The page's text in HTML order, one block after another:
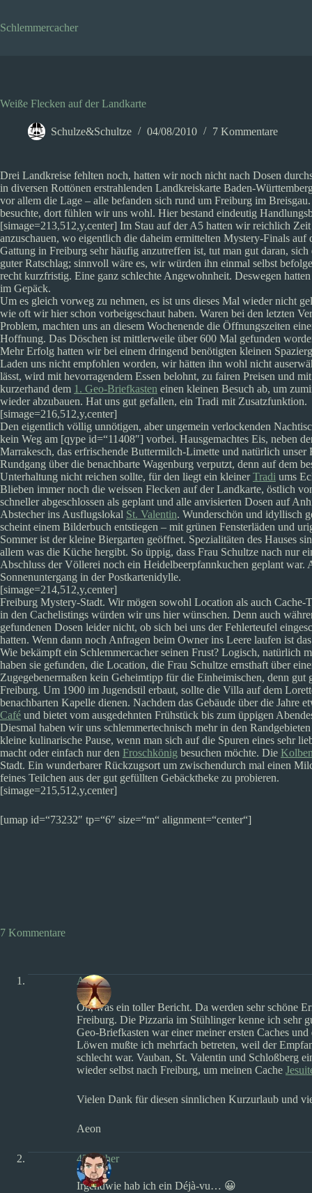
springen
Schlemmercacher
Weiße Flecken auf der Landkarte
Schulze&Schultze 04/08/2010 7 Kommentare
Drei Landkreise fehlten noch, hatten wir noch nicht nach Dosen
in diversen Rottönen erstrahlenden Landkreiskarte Baden-
vor allem die Lage – alle befanden sich rund um Freiburg im
besuchte, dort fühlen wir uns wohl. Hier bestand eindeutig
[simage=213,512,y,center] Im Stau auf der A5 hatten wir reichlich
anzuschauen, wo eigentlich die daheim ermittelten Mystery-Finals auf
Gattung in Freiburg sehr häufig anzutreffen ist, tut man gut daran,
guter Ratschlag; sinnvoll wäre es, wir würden ihn einmal selbst
recht kurzfristig. Eine ganz schlechte Angewohnheit. Deswegen
im Gepäck.
Um es gleich vorweg zu nehmen, es ist uns dieses Mal wieder nicht
wie oft wir hier schon vorbeigeschaut haben. Waren bei den letzten
Problem, machten uns an diesem Wochenende die Öffnungszeiten
Hoffnung. Das Döschen ist mittlerweile über 600 Mal gefunden
Mehr Erfolg hatten wir bei einem dringend benötigten kleinen
Laden uns nicht empfohlen worden, wir hätten ihn wohl nicht
lässt, wird mit hevorragendem Essen belohnt, zu fairen Preisen und
kurzerhand dem 1. Geo-Briefkasten einen kleinen Besuch ab, um
wieder abzubauen. Hat uns gut gefallen, ein Tradi mit Zusatzfunktion.
[simage=216,512,y,center]
Den eigentlich völlig unnötigen, aber ungemein verlockenden
kein Weg am [qype id=“11408″] vorbei. Hausgemachtes Eis, neben
Marrakesch, das erfrischende Buttermilch-Limette und natürlich
Rundgang über die benachbarte Wagenburg verputzt, denn auf dem
Unterhaltung nicht reichen sollte, für den liegt ein kleinerTradi ums
Blieben immer noch die weissen Flecken auf der Landkarte, östlich
schneller abgeschlossen als geplant und alle anvisierten Dosen auf
Abstecher ins Ausflugslokal St. Valentin. Wunderschön und idyllisch
scheint einem Bilderbuch entstiegen – mit grünen Fensterläden und
Sommer ist der kleine Biergarten geöffnet. Spezialitäten des Hauses
allem was die Küche hergibt. So üppig, dass Frau Schultze nach nur
Abschluss der Völlerei noch ein Heidelbeerpfannkuchen geplant war.
Sonnenuntergang in der Postkartenidylle.
[simage=214,512,y,center]
Freiburg Mystery-Stadt. Wir mögen sowohl Location als auch Cache-
in den Cachelistings würden wir uns hier wünschen. Denn auch
gefundenen Dosen leider nicht, ob sich bei uns der Fehlerteufel
hatten. Wenn dann noch Anfragen beim Owner ins Leere laufen ist
Wie bekämpft ein Schlemmercacher seinen Frust? Logisch, natürlich
haben sie gefunden, die Location, die Frau Schultze ernsthaft über
Zugegebenermaßen kein Geheimtipp für die Einheimischen, denn
Freiburg. Um 1900 im Jugendstil erbaut, sollte die Villa auf dem
benachbarten Kapelle dienen. Nachdem das Gebäude über die Jahre
Café und bietet vom ausgedehnten Frühstück bis zum üppigen
Diesmal haben wir uns schlemmertechnisch mehr in den
kleine kulinarische Pause, wenn man sich auf die Spuren eines sehr
macht oder einfach nur den Froschkönig besuchen möchte. Die
Stadt. Ein wunderbarer Rückzugsort um zwischendurch mal einen
feines Teilchen aus der gut gefüllten Gebäcktheke zu probieren.
[simage=215,512,y,center]
[umap id=“73232″ tp=“6″ size=“m“ alignment=“center“]
7 Kommentare
Aeon
Oh, was ein toller Bericht. Da werden sehr schöne
Freiburg. Die Pizzaria im Stühlinger kenne ich sehr
Geo-Briefkasten war einer meiner ersten Caches
Löwen mußte ich mehrfach betreten, weil der
schlecht war. Vauban, St. Valentin und Schloßberg
wieder selbst nach Freiburg, um meinen Cache
Vielen Dank für diesen sinnlichen Kurzurlaub und
Aeon
42Cacher
Irgendwie hab ich ein Déjà-vu… 😀